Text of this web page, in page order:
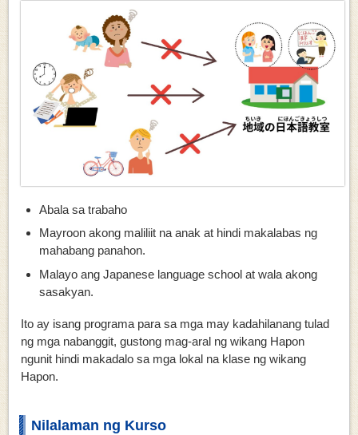
Abala sa trabaho
Mayroon akong maliliit na anak at hindi makalabas ng
mahabang panahon.
Malayo ang Japanese language school at wala akong
sasakyan.
Ito ay isang programa para sa mga may kadahilanang tulad
ng mga nabanggit, gustong mag-aral ng wikang Hapon
ngunit hindi makadalo sa mga lokal na klase ng wikang
Hapon.
Nilalaman ng Kurso